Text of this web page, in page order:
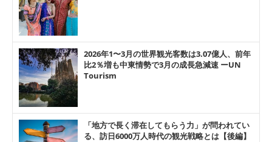
2026年1〜3月の世界観光客数は3.07億人、前年
比2％増も中東情勢で3月の成長急減速 ーUN
Tourism
「地方で長く滞在してもらう力」が問われてい
る、訪日6000万人時代の観光戦略とは【後編】